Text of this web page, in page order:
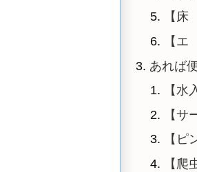
【床
【エ
あれば
【水
【サ
【ピ
【